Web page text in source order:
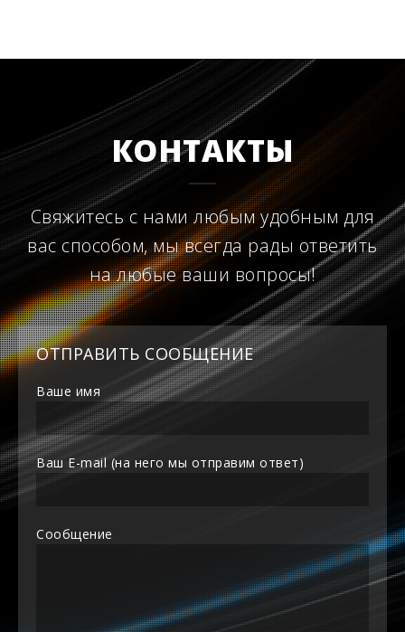
КОНТАКТЫ
Свяжитесь с нами любым удобным для
вас способом, мы всегда рады ответить
на любые ваши вопросы!
ОТПРАВИТЬ СООБЩЕНИЕ
Ваше имя
Ваш E-mail (на него мы отправим ответ)
Сообщение